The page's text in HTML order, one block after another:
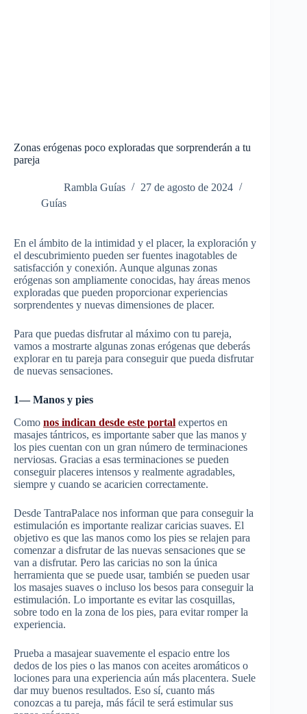
Zonas erógenas poco exploradas que sorprenderán a tu
pareja
Rambla Guías
27 de agosto de 2024
Guías
En el ámbito de la intimidad y el placer, la exploración y
el descubrimiento pueden ser fuentes inagotables de
satisfacción y conexión. Aunque algunas zonas
erógenas son ampliamente conocidas, hay áreas menos
exploradas que pueden proporcionar experiencias
sorprendentes y nuevas dimensiones de placer.
Para que puedas disfrutar al máximo con tu pareja,
vamos a mostrarte algunas zonas erógenas que deberás
explorar en tu pareja para conseguir que pueda disfrutar
de nuevas sensaciones.
1— Manos y pies
Como nos indican desde este portal expertos en
masajes tántricos, es importante saber que las manos y
los pies cuentan con un gran número de terminaciones
nerviosas. Gracias a esas terminaciones se pueden
conseguir placeres intensos y realmente agradables,
siempre y cuando se acaricien correctamente.
Desde TantraPalace nos informan que para conseguir la
estimulación es importante realizar caricias suaves. El
objetivo es que las manos como los pies se relajen para
comenzar a disfrutar de las nuevas sensaciones que se
van a disfrutar. Pero las caricias no son la única
herramienta que se puede usar, también se pueden usar
los masajes suaves o incluso los besos para conseguir la
estimulación. Lo importante es evitar las cosquillas,
sobre todo en la zona de los pies, para evitar romper la
experiencia.
Prueba a masajear suavemente el espacio entre los
dedos de los pies o las manos con aceites aromáticos o
lociones para una experiencia aún más placentera. Suele
dar muy buenos resultados. Eso sí, cuanto más
conozcas a tu pareja, más fácil te será estimular sus